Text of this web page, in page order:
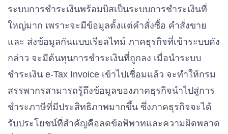
ระบบการชำระเงินพร้อมบิสเป็นระบบการชำระเงินที่
ใหญ่มาก เพราะจะมีข้อมูลตั้งแต่คำสั่งซื้อ คำสั่งขาย
และ ส่งข้อมูลกันแบบเรียลไทม์ ภาคธุรกิจที่เข้าระบบดัง
กล่าว จะมีต้นทุนการชำระเงินที่ถูกลง เมื่อนำระบบ
ชำระเงิน e-Tax Invoice เข้าไปเชื่อมแล้ว จะทำให้กรม
สรรพากรสามารถรู้ถึงข้อมูลของภาคธุรกิจนำไปสู่การ
ชำระภาษีที่มีประสิทธิภาพมากขึ้น ซึ่งภาคธุรกิจจะได้
รับประโยชน์ที่สำคัญคือลดข้อพิพาทและความผิดพลาด